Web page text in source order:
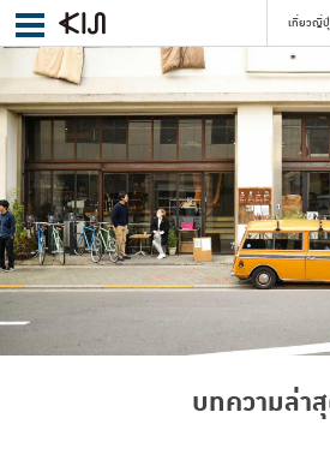
เที่ยวญี่
ค้นหา
เลือกย่าน
บทความล่า